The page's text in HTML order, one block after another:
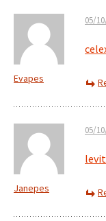
Evapes
05/
Janepes
05/